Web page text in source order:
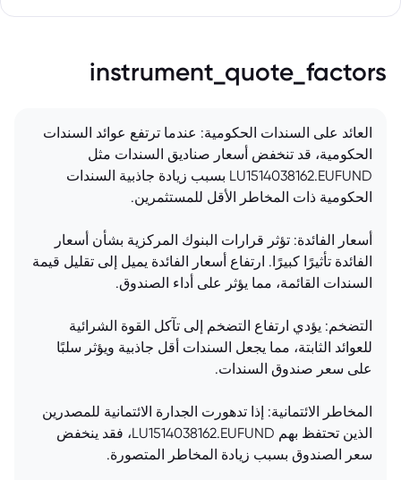
instrument_quote_factors
العائد على السندات الحكومية: عندما ترتفع عوائد السندات
الحكومية، قد تنخفض أسعار صناديق السندات مثل
LU1514038162.EUFUND بسبب زيادة جاذبية السندات
الحكومية ذات المخاطر الأقل للمستثمرين.
أسعار الفائدة: تؤثر قرارات البنوك المركزية بشأن أسعار
الفائدة تأثيرًا كبيرًا. ارتفاع أسعار الفائدة يميل إلى تقليل قيمة
السندات القائمة، مما يؤثر على أداء الصندوق.
التضخم: يؤدي ارتفاع التضخم إلى تآكل القوة الشرائية
للعوائد الثابتة، مما يجعل السندات أقل جاذبية ويؤثر سلبًا
على سعر صندوق السندات.
المخاطر الائتمانية: إذا تدهورت الجدارة الائتمانية للمصدرين
الذين تحتفظ بهم LU1514038162.EUFUND، فقد ينخفض
سعر الصندوق بسبب زيادة المخاطر المتصورة.